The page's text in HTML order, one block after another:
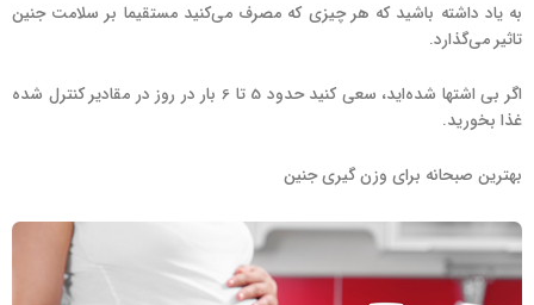
به یاد داشته باشید که هر چیزی که مصرف می‌کنید مستقیما بر سلامت جنین
تاثیر می‌گذارد.
اگر بی اشتها شده‌اید، سعی کنید حدود 5 تا 6 بار در روز در مقادیر کنترل شده
غذا بخورید.
بهترین صبحانه برای وزن گیری جنین